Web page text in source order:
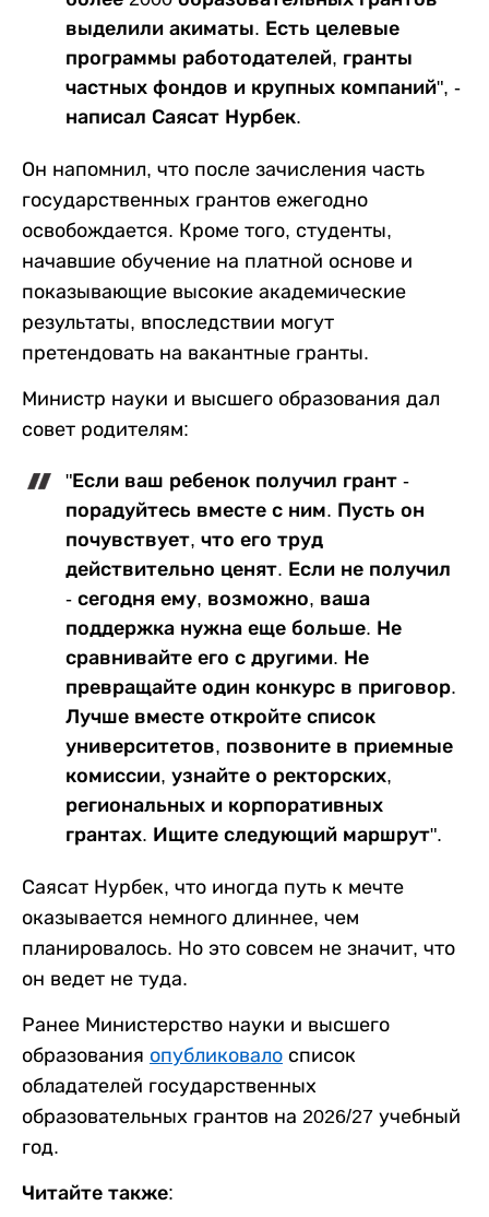
выделили акиматы. Есть целевые
программы работодателей, гранты
частных фондов и крупных компаний", -
написал Саясат Нурбек.
Он напомнил, что после зачисления часть
государственных грантов ежегодно
освобождается. Кроме того, студенты,
начавшие обучение на платной основе и
показывающие высокие академические
результаты, впоследствии могут
претендовать на вакантные гранты.
Министр науки и высшего образования дал
совет родителям:
"Если ваш ребенок получил грант -
порадуйтесь вместе с ним. Пусть он
почувствует, что его труд
действительно ценят. Если не получил
- сегодня ему, возможно, ваша
поддержка нужна еще больше. Не
сравнивайте его с другими. Не
превращайте один конкурс в приговор.
Лучше вместе откройте список
университетов, позвоните в приемные
комиссии, узнайте о ректорских,
региональных и корпоративных
грантах. Ищите следующий маршрут".
Саясат Нурбек, что иногда путь к мечте
оказывается немного длиннее, чем
планировалось. Но это совсем не значит, что
он ведет не туда.
Ранее Министерство науки и высшего
образования опубликовало список
обладателей государственных
образовательных грантов на 2026/27 учебный
год.
Читайте также: